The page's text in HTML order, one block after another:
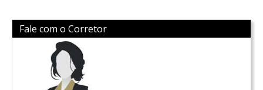
Fale com o Corretor